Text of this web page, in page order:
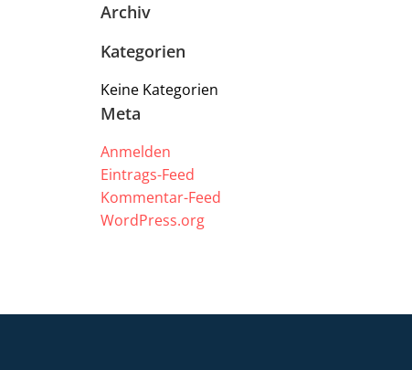
Archiv
Kategorien
Keine Kategorien
Meta
Anmelden
Eintrags-Feed
Kommentar-Feed
WordPress.org